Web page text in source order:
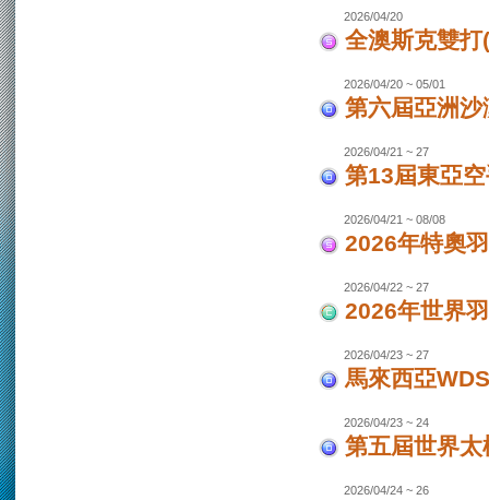
2026/04/20
全澳斯克雙
2026/04/20 ~ 05/01
第六屆亞洲
2026/04/21 ~ 27
第13屆東亞
2026/04/21 ~ 08/08
2026年特奧
2026/04/22 ~ 27
2026年世界
2026/04/23 ~ 27
馬來西亞
2026/04/23 ~ 24
第五屆世界
2026/04/24 ~ 26